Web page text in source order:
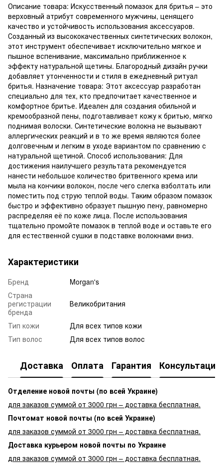
Описание товара: Искусственный помазок для бритья – это
верховный атрибут современного мужчины, ценящего
качество и устойчивость использования аксессуаров.
Созданный из высококачественных синтетических волокон,
этот инструмент обеспечивает исключительно мягкое и
пышное вспенивание, максимально приближенное к
эффекту натуральной щетины. Благородный дизайн ручки
добавляет утонченности и стиля в ежедневный ритуал
бритья. Назначение товара: Этот аксессуар разработан
специально для тех, кто предпочитает качественное и
комфортное бритье. Идеален для создания обильной и
кремообразной пены, подготавливает кожу к бритью, мягко
поднимая волоски. Синтетические волокна не вызывают
аллергических реакций и в то же время являются более
долговечным и легким в уходе вариантом по сравнению с
натуральной щетиной. Способ использования: Для
достижения наилучшего результата рекомендуется
нанести небольшое количество бритвенного крема или
мыла на кончики волокон, после чего слегка взболтать или
поместить под струю теплой воды. Таким образом помазок
быстро и эффективно образует пышную пену, равномерно
распределяя её по коже лица. После использования
тщательно промойте помазок в теплой воде и оставьте его
для естественной сушки в подставке волокнами вниз.
Характеристики
Бренд
Morgan's
Страна
регистрации
бренда
Великобритания
Тип кожи
Для всех типов кожи
Тип волос
Для всех типов волос
Доставка Оплата Гарантия Консультация
Отделение новой почты (по всей Украине)
для заказов суммой от 3000 грн – доставка бесплатная.
Почтомат новой почты (по всей Украине)
для заказов суммой от 3000 грн – доставка бесплатная.
Доставка курьером новой почты по Украине
для заказов суммой от 3000 грн – доставка бесплатная.